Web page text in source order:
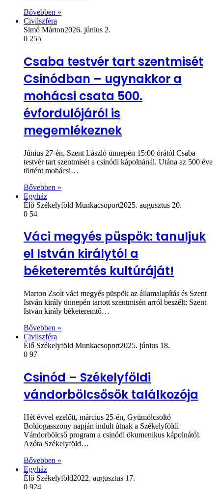
Bővebben »
Civilszféra
Simó Márton2026. június 2.
0 255
Csaba testvér tart szentmisét
Csinódban – ugynakkor a
mohácsi csata 500.
évfordulójáról is
megemlékeznek
Június 27-én, Szent László ünnepén 15:00 órától Csaba
testvér tart szentmisét a csinódi kápolnánál. Utána az 500 éve
történt mohácsi…
Bővebben »
Egyház
Élő Székelyföld Munkacsoport2025. augusztus 20.
0 54
Váci megyés püspök: tanuljuk
el István királytól a
béketeremtés kultúráját!
Marton Zsolt váci megyés püspök az államalapítás és Szent
István király ünnepén tartott szentmisén arról beszélt: Szent
István király béketeremtő…
Bővebben »
Civilszféra
Élő Székelyföld Munkacsoport2025. június 18.
0 97
Csinód – Székelyföldi
vándorbölcsősök találkozója
Hét évvel ezelőtt, március 25-én, Gyümölcsoltó
Boldogasszony napján indult útnak a Székelyföldi
Vándorbölcső program a csinódi ökumenikus kápolnától.
Azóta Székelyföld…
Bővebben »
Egyház
Élő Székelyföld2022. augusztus 17.
0 924